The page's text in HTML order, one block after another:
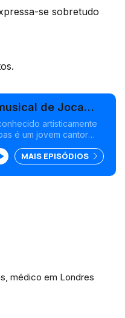
se sobretudo
de Joca
artisticamente
é um jovem cantor
na Suíça. Ele
a sua grande
de ter iniciado um
o seu primeiro single,
MAIS EPISÓDIOS
médico em Londres